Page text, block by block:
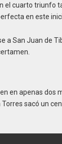
el cuarto
en este
a San Juan de
en apenas dos
sacó un